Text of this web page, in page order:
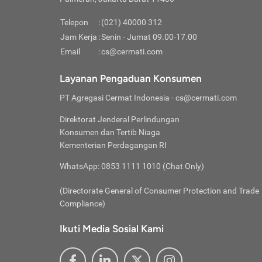
rendah
Jika
Kredit
Telepon :(021) 40000 312
Jam Kerja :Senin - Jumat 09.00-17.00
Email
:cs@cermati.com
Layanan Pengaduan Konsumen
PT Agregasi Cermat Indonesia - cs@cermati.com
Direktorat Jenderal Perlindungan
Konsumen dan Tertib Niaga
Kementerian Perdagangan RI
WhatsApp: 0853 1111 1010 (Chat Only)
(Directorate General of Consumer Protection and Trade
Compliance)
Ikuti Media Sosial Kami